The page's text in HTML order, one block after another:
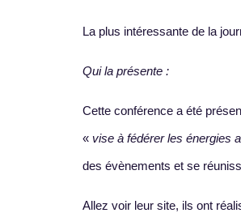
La plus intéressante de la
Qui la présente :
Cette conférence a été
« vise à fédérer les énergies
des évènements et se
Allez voir leur site, ils ont